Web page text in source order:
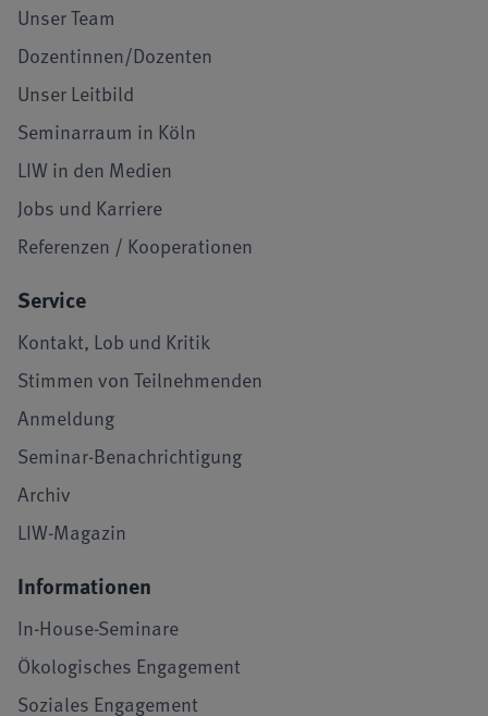
Unser Team
Dozentinnen/Dozenten
Unser Leitbild
Seminarraum in Köln
LIW in den Medien
Jobs und Karriere
Referenzen / Kooperationen
Service
Kontakt, Lob und Kritik
Stimmen von Teilnehmenden
Anmeldung
Seminar-Benachrichtigung
Archiv
LIW-Magazin
Informationen
In-House-Seminare
Ökologisches Engagement
Soziales Engagement